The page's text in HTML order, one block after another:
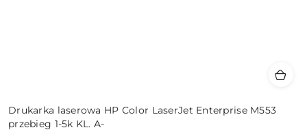
Drukarka laserowa HP Color LaserJet Enterprise M553
przebieg 1-5k KL. A-